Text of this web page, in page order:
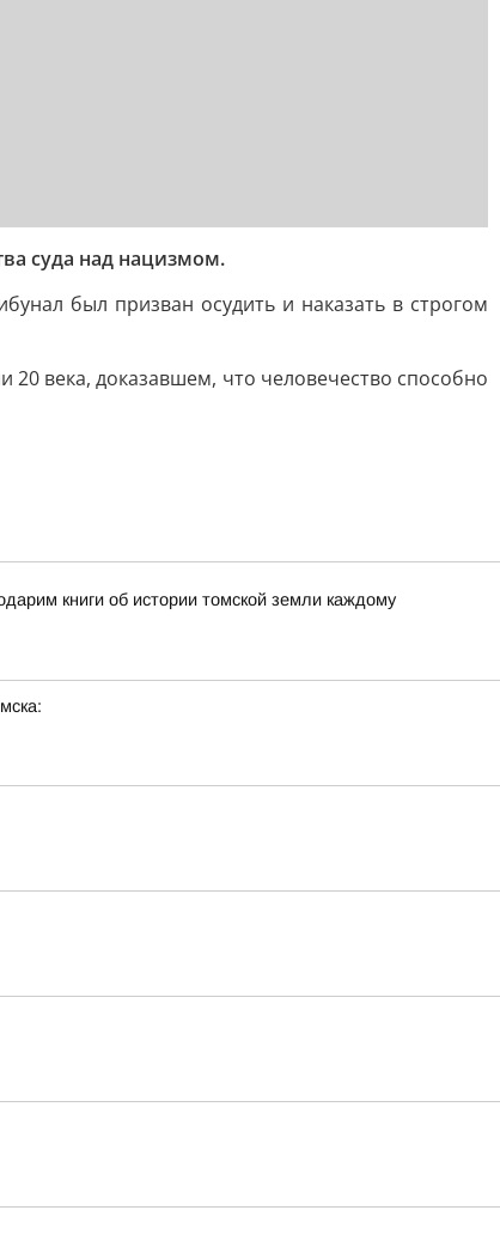
суда над нацизмом.
был призван осудить и наказать в строгом
века, доказавшем, что человечество способно
книги об истории томской земли каждому